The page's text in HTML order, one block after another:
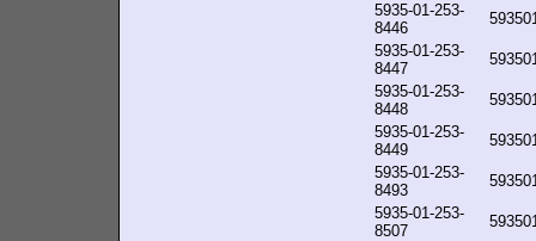
5935-01-253-
8446
5935-01-253-
8447
5935-01-253-
8448
5935-01-253-
8449
5935-01-253-
8493
5935-01-253-
8507